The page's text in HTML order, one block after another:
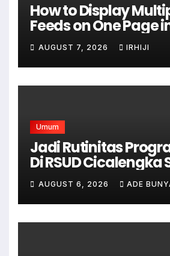
How to Display
Feeds on One Page
WordPress
AUGUST 7, 2026 IRHIJI
Umum
Jadi Rutinitas
Di RSUD Cicalengka
Bulan Gelar Sunatan
Bagi Masyarakat
Mampu
AUGUST 6, 2026 ADE